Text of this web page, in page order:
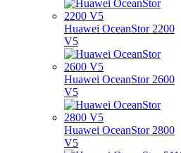
Huawei OceanStor 2200
V5
Huawei OceanStor 2600
V5
Huawei OceanStor 2800
V5